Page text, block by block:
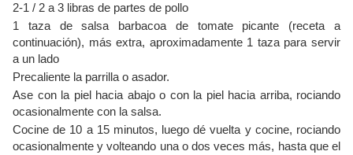
2-1 / 2 a 3 libras de partes de pollo
1 taza de salsa barbacoa de tomate picante (receta a
continuación), más extra, aproximadamente 1 taza para servir
a un lado
Precaliente la parrilla o asador.
Ase con la piel hacia abajo o con la piel hacia arriba, rociando
ocasionalmente con la salsa.
Cocine de 10 a 15 minutos, luego dé vuelta y cocine, rociando
ocasionalmente y volteando una o dos veces más, hasta que el